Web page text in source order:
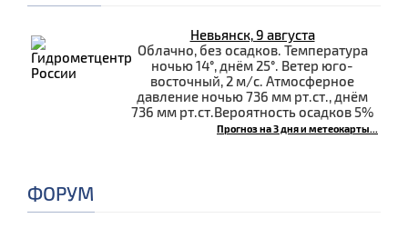
Невьянск, 9 августа
Облачно, без осадков. Температура
ночью 14°, днём 25°. Ветер юго-
восточный, 2 м/с. Атмосферное
давление ночью 736 мм рт.ст., днём
736 мм рт.ст.Вероятность осадков 5%
Прогноз на 3 дня и метеокарты...
ФОРУМ